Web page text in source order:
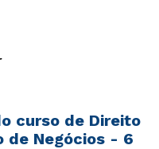
curso de Direito
de Negócios - 6